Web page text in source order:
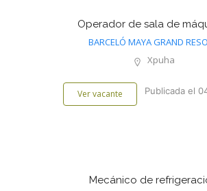
Operador de sala de
BARCELÓ MAYA GRAND
Xpuha
Ver vacante Publicada el
Mecánico de